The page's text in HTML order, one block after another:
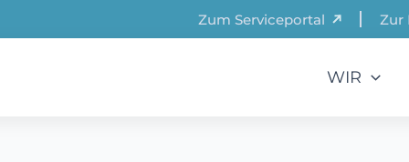
Zum Serviceportal Zur
WIR